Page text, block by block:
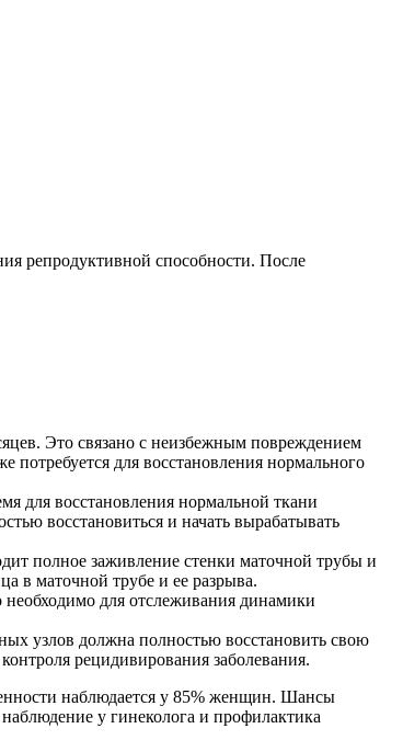
репродуктивной способности. После
Это связано с неизбежным повреждением
для восстановления нормального
для восстановления нормальной ткани
восстановиться и начать вырабатывать
полное заживление стенки маточной трубы и
в маточной трубе и ее разрыва.
для отслеживания динамики
узлов должна полностью восстановить свою
рецидивирования заболевания.
наблюдается у 85% женщин. Шансы
у гинеколога и профилактика